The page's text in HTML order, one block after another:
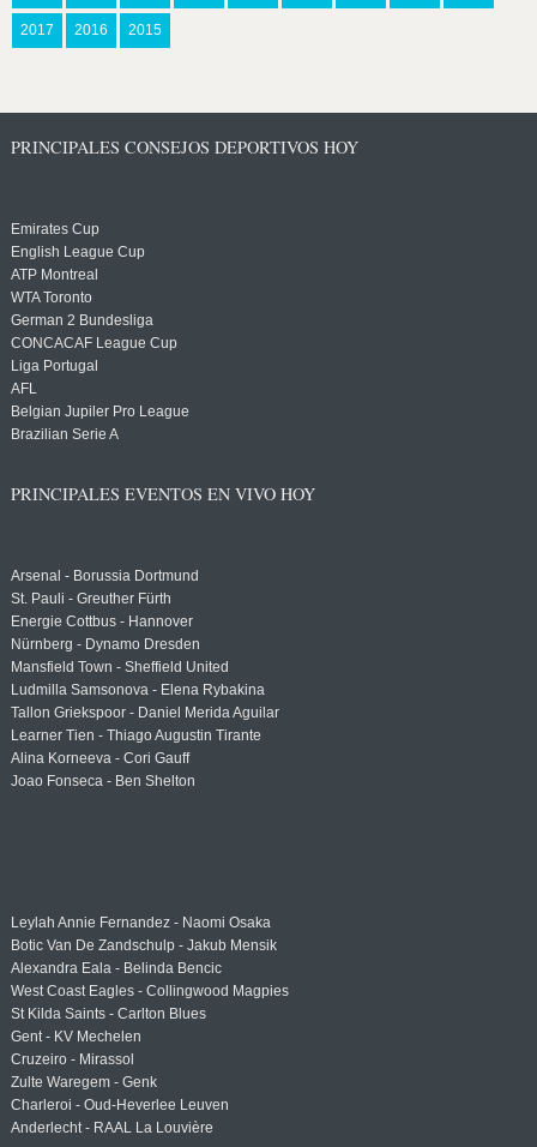
2017 2016 2015
PRINCIPALES CONSEJOS DEPORTIVOS HOY
Emirates Cup
English League Cup
ATP Montreal
WTA Toronto
German 2 Bundesliga
CONCACAF League Cup
Liga Portugal
AFL
Belgian Jupiler Pro League
Brazilian Serie A
PRINCIPALES EVENTOS EN VIVO HOY
Arsenal - Borussia Dortmund
St. Pauli - Greuther Fürth
Energie Cottbus - Hannover
Nürnberg - Dynamo Dresden
Mansfield Town - Sheffield United
Ludmilla Samsonova - Elena Rybakina
Tallon Griekspoor - Daniel Merida Aguilar
Learner Tien - Thiago Augustin Tirante
Alina Korneeva - Cori Gauff
Joao Fonseca - Ben Shelton
Leylah Annie Fernandez - Naomi Osaka
Botic Van De Zandschulp - Jakub Mensik
Alexandra Eala - Belinda Bencic
West Coast Eagles - Collingwood Magpies
St Kilda Saints - Carlton Blues
Gent - KV Mechelen
Cruzeiro - Mirassol
Zulte Waregem - Genk
Charleroi - Oud-Heverlee Leuven
Anderlecht - RAAL La Louvière